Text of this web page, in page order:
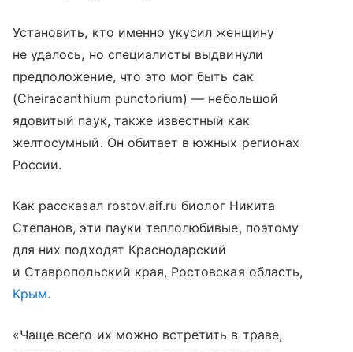
Установить, кто именно укусил женщину
не удалось, но специалисты выдвинули
предположение, что это мог быть сак
(Cheiracanthium punctorium) — небольшой
ядовитый паук, также известный как
желтосумный. Он обитает в южных регионах
России.
Как рассказал rostov.aif.ru биолог Никита
Степанов, эти пауки теплолюбивые, поэтому
для них подходят Краснодарский
и Ставропольский края, Ростовская область,
Крым.
«Чаще всего их можно встретить в траве,